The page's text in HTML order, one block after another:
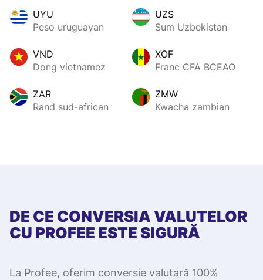
UYU
Peso uruguayan
UZS
Sum Uzbekistan
VND
Dong vietnamez
XOF
Franc CFA BCEAO
ZAR
Rand sud-african
ZMW
Kwacha zambian
DE CE CONVERSIA VALUTELOR
CU PROFEE ESTE SIGURĂ
La Profee, oferim conversie valutară 100%